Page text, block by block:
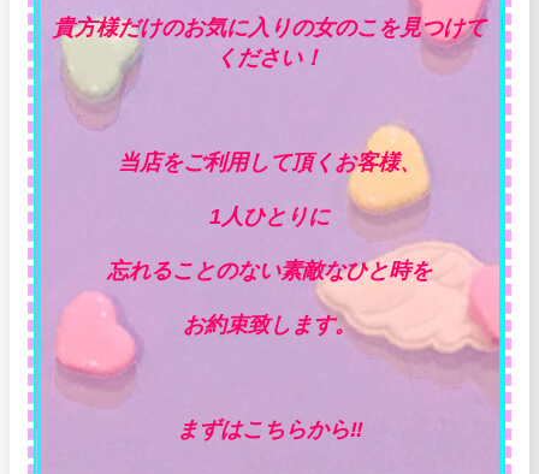
貴方様だけのお気に入りの女のこを見つけて
ください！
当店をご利用して頂くお客様、
1人ひとりに
忘れることのない素敵なひと時を
お約束致します。
まずはこちらから‼